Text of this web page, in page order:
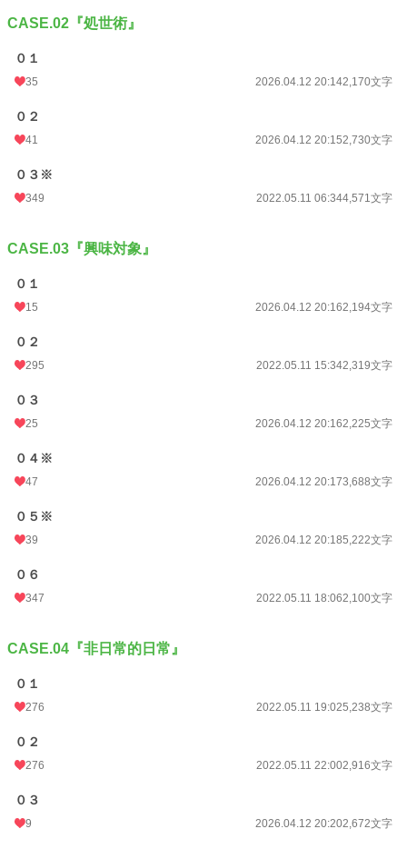
CASE.02『処世術』
０１
35 2026.04.12 20:142,170文字
０２
41 2026.04.12 20:152,730文字
０３※
349 2022.05.11 06:344,571文字
CASE.03『興味対象』
０１
15 2026.04.12 20:162,194文字
０２
295 2022.05.11 15:342,319文字
０３
25 2026.04.12 20:162,225文字
０４※
47 2026.04.12 20:173,688文字
０５※
39 2026.04.12 20:185,222文字
０６
347 2022.05.11 18:062,100文字
CASE.04『非日常的日常』
０１
276 2022.05.11 19:025,238文字
０２
276 2022.05.11 22:002,916文字
０３
9 2026.04.12 20:202,672文字